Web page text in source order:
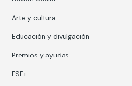
Arte y cultura
Educación y divulgación
Premios y ayudas
FSE+